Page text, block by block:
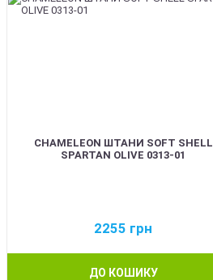
CHAMELEON ШТАНИ SOFT SHELL
SPARTAN OLIVE 0313-01
2255 грн
ДО КОШИКУ